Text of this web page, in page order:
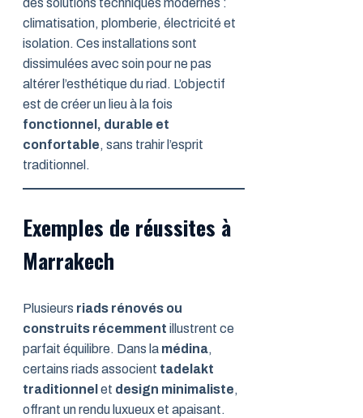
climatisation, plomberie, électricité et
isolation. Ces installations sont
dissimulées avec soin pour ne pas
altérer l’esthétique du riad. L’objectif
est de créer un lieu à la fois
fonctionnel, durable et
confortable, sans trahir l’esprit
traditionnel.
Exemples de réussites à
Marrakech
Plusieurs riads rénovés ou
construits récemment illustrent ce
parfait équilibre. Dans la médina,
certains riads associent tadelakt
traditionnel et design minimaliste,
offrant un rendu luxueux et apaisant.